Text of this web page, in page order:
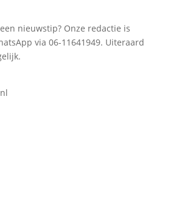
nieuwstip? Onze redactie is
via 06-11641949. Uiteraard